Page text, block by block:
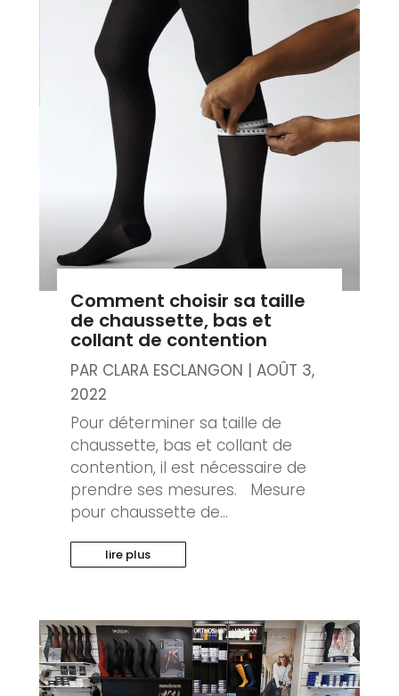
Comment choisir sa taille
de chaussette, bas et
collant de contention
PAR CLARA ESCLANGON | AOÛT 3,
2022
Pour déterminer sa taille de
chaussette, bas et collant de
contention, il est nécessaire de
prendre ses mesures. Mesure
pour chaussette de...
lire plus